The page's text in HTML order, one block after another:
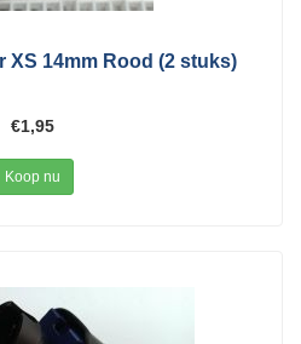
XS 14mm Rood (2 stuks)
€1,95
Koop nu